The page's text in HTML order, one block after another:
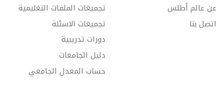
عن عالم أطلس
اتصل بنا
تجميعات الملفات التعليمية
تجميعات الاسئلة
دورات تدريبية
دليل الجامعات
حساب المعدل الجامعي